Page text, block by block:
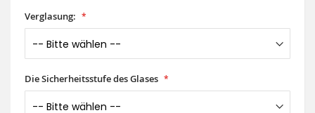
Verglasung:
Die Sicherheitsstufe des Glases